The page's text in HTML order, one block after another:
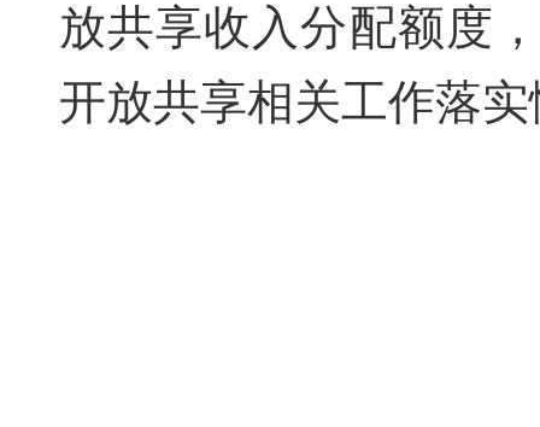
放共享收入分配额度
开放共享相关工作落